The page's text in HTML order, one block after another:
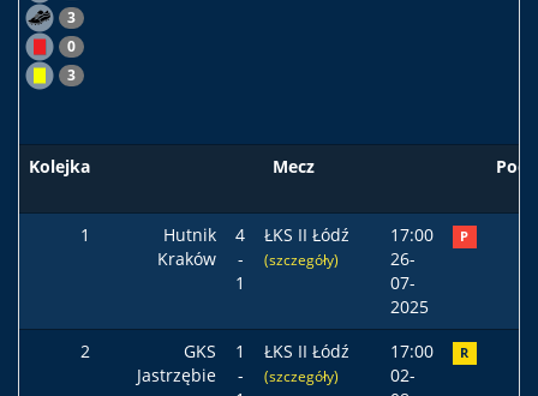
3
0
3
Kolejka Mecz
1
Hutnik
Kraków
4
-
1
ŁKS II Łódź
(szczegóły)
17:00
26-
07-
2025
P
2
GKS
Jastrzębie
1
-
ŁKS II Łódź
(szczegóły)
17:00
02-
R